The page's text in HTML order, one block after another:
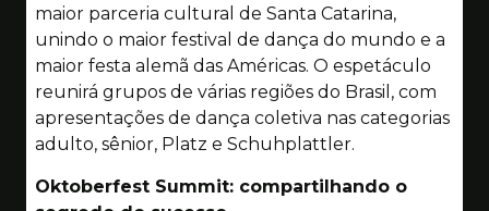
maior parceria cultural de Santa Catarina,
unindo o maior festival de dança do mundo e a
maior festa alemã das Américas. O espetáculo
reunirá grupos de várias regiões do Brasil, com
apresentações de dança coletiva nas categorias
adulto, sênior, Platz e Schuhplattler.
Oktoberfest Summit: compartilhando o